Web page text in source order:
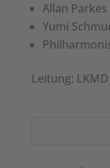
Allan
Yumi
Leitung: